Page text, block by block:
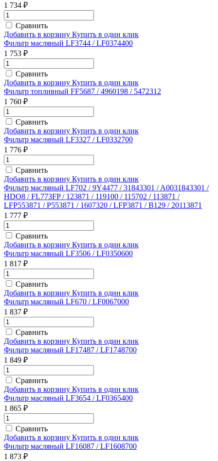
1 734 ₽
Сравнить
Добавить в корзину Купить в один клик
Фильтр масляный LF3744 / LF0374400
1 753 ₽
Сравнить
Добавить в корзину Купить в один клик
Фильтр топливный FF5687 / 4960198 / 5472312
1 760 ₽
Сравнить
Добавить в корзину Купить в один клик
Фильтр масляный LF3327 / LF0332700
1 776 ₽
Сравнить
Добавить в корзину Купить в один клик
Фильтр масляный LF702 / 9Y4477 / 31843301 / A0031843301 /
HDO8 / FL773FP / 123871 / 119100 / 115702 / 113871 /
LFP553871 / P553871 / 1607320 / LFP3871 / B129 / 20113871
1 777 ₽
Сравнить
Добавить в корзину Купить в один клик
Фильтр масляный LF3506 / LF0350600
1 817 ₽
Сравнить
Добавить в корзину Купить в один клик
Фильтр масляный LF670 / LF0067000
1 837 ₽
Сравнить
Добавить в корзину Купить в один клик
Фильтр масляный LF17487 / LF1748700
1 849 ₽
Сравнить
Добавить в корзину Купить в один клик
Фильтр масляный LF3654 / LF0365400
1 865 ₽
Сравнить
Добавить в корзину Купить в один клик
Фильтр масляный LF16087 / LF1608700
1 873 ₽